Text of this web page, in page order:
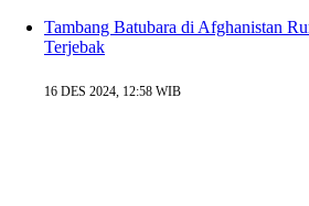
Tambang Batubara di Afghanistan
Terjebak
16 DES 2024, 12:58 WIB